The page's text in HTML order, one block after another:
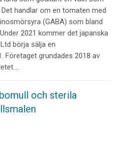
handlar om en tomaten med
(GABA) som bland
2021 kommer det japanska
börja sälja en
Företaget grundades 2018 av
och sterila